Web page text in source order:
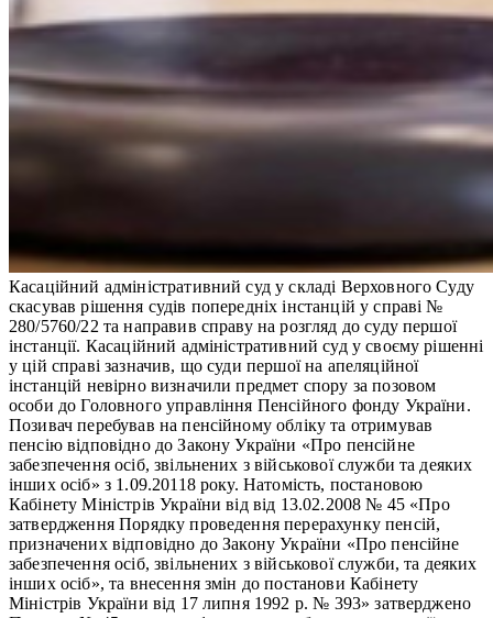
Касаційний адміністративний суд у складі Верховного Суду
скасував рішення судів попередніх інстанцій у справі №
280/5760/22 та направив справу на розгляд до суду першої
інстанції. Касаційний адміністративний суд у своєму рішенні
у цій справі зазначив, що суди першої на апеляційної
інстанцій невірно визначили предмет спору за позовом
особи до Головного управління Пенсійного фонду України.
Позивач перебував на пенсійному обліку та отримував
пенсію відповідно до Закону України «Про пенсійне
забезпечення осіб, звільнених з військової служби та деяких
інших осіб» з 1.09.20118 року. Натомість, постановою
Кабінету Міністрів України від від 13.02.2008 № 45 «Про
затвердження Порядку проведення перерахунку пенсій,
призначених відповідно до Закону України «Про пенсійне
забезпечення осіб, звільнених з військової служби, та деяких
інших осіб», та внесення змін до постанови Кабінету
Міністрів України від 17 липня 1992 р. № 393» затверджено